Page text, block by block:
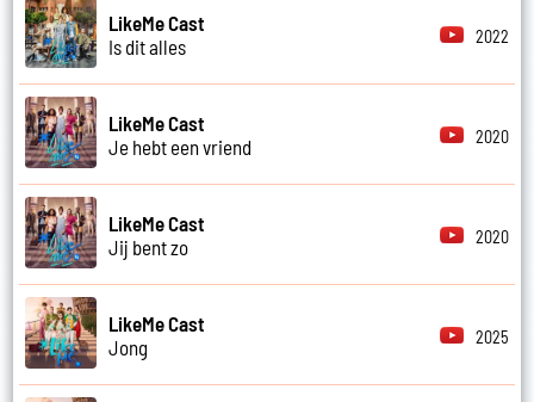
LikeMe Cast
Is dit alles
2022
LikeMe Cast
Je hebt een vriend
2020
LikeMe Cast
Jij bent zo
2020
LikeMe Cast
Jong
2025